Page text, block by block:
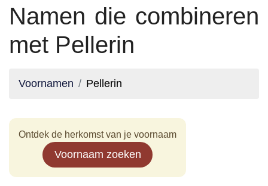
Namen die combineren
met Pellerin
Voornamen Pellerin
Ontdek de herkomst van je voornaam
Voornaam zoeken